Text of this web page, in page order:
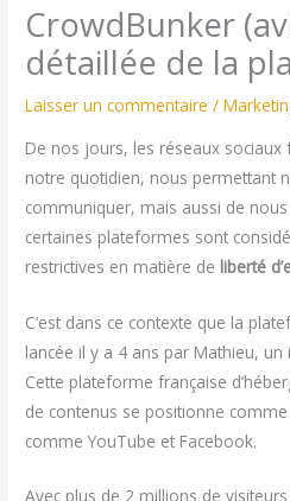
CrowdBunker
détaillée de la
Laisser un commentaire /
De nos jours, les réseaux
notre quotidien, nous permettant
communiquer, mais aussi de
certaines plateformes sont
restrictives en matière de liberté
C’est dans ce contexte que la
lancée il y a 4 ans par Mathieu,
Cette plateforme française
de contenus se positionne
comme YouTube et Facebook.
Avec plus de 2 millions de